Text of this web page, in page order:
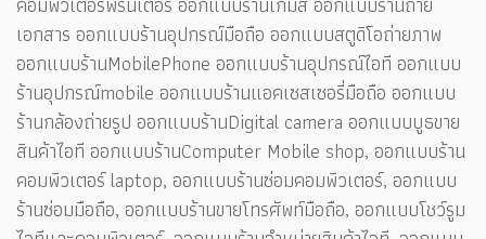
เอกสาร ออกแบบร้านอุปกรณ์มือถือ ออกแบบสตูดิโอถ่ายภาพ
ออกแบบร้านMobilePhone ออกแบบร้านอุปกรณ์ไอที ออกแบบ
ร้านอุปกรณ์mobile ออกแบบร้านแอคเซสเซอรี่มือถือ ออกแบบ
ร้านกล้องถ่ายรูป ออกแบบร้านDigital camera ออกแบบบูธขาย
สินค้าไอที ออกแบบร้านComputer Mobile shop, ออกแบบร้าน
คอมพิวเตอร์ laptop, ออกแบบร้านซ่อมคอมพิวเตอร์, ออกแบบ
ร้านซ่อมมือถือ, ออกแบบร้านขายโทรศัพท์มือถือ, ออกแบบโชว์รูม